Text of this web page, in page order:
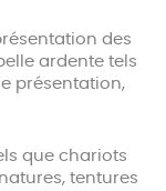
des
ardente tels
présentation,
que chariots
tentures